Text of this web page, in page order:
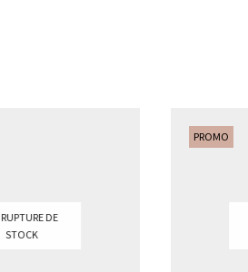
RUPTURE DE
STOCK
PROMO